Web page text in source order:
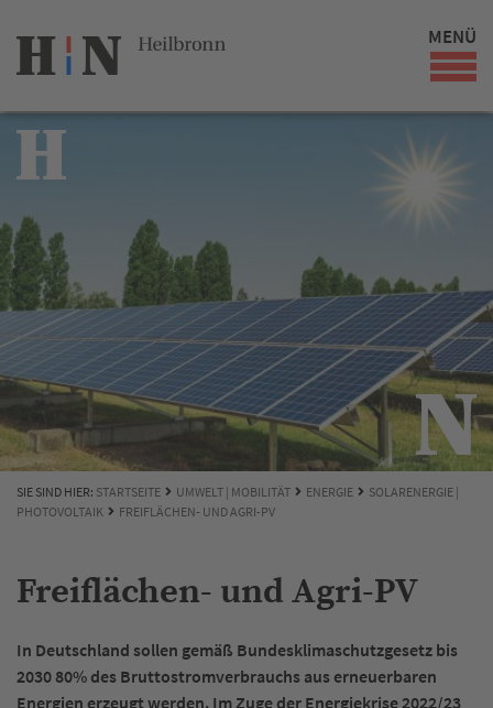
MENÜ
SIE SIND HIER: STARTSEITE UMWELT | MOBILITÄT ENERGIE
SOLARENERGIE |
PHOTOVOLTAIK
FREIFLÄCHEN- UND AGRI-PV
Freiflächen- und Agri-PV
In Deutschland sollen gemäß Bundesklimaschutzgesetz bis
2030 80% des Bruttostromverbrauchs aus erneuerbaren
Energien erzeugt werden. Im Zuge der Energiekrise 2022/23